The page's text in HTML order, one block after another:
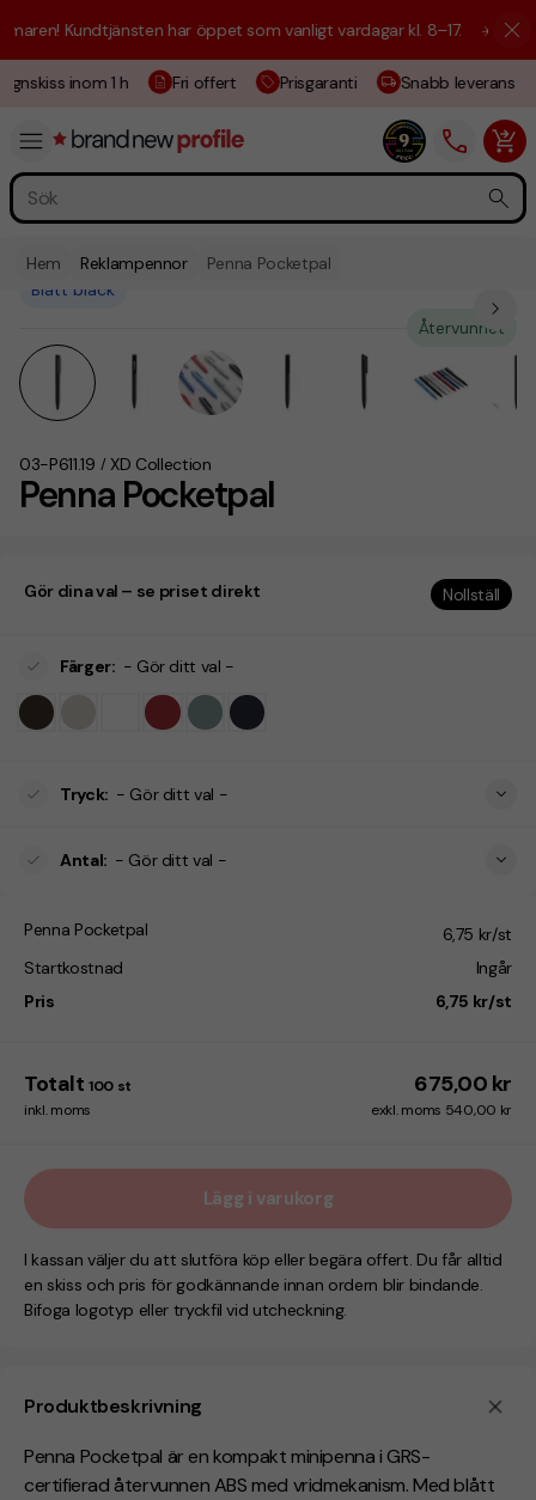
Kundtjänsten har öppet som vanligt vardagar kl. 8–17. ☀️ Vi är
inom 1 h Fri offert Prisgaranti Snabb leverans
Hem Reklampennor Penna Pocketpal
Penna Pocketpal
03-P611.19 / XD Collection
Återvunnet
Blått bläck
Produktbeskrivning
Penna Pocketpal är en kompakt minipenna i GRS-
certifierad återvunnen ABS med vridmekanism. Med blått
Gör dina val – se priset direkt Nollställ
Färger: - Gör ditt val -
Tryck: - Gör ditt val -
Antal: - Gör ditt val -
Penna Pocketpal
6,75 kr/st
Startkostnad
Ingår
Pris
6,75 kr/st
Totalt 100 st 675,00 kr
inkl. moms exkl. moms 540,00 kr
Lägg i varukorg
I kassan väljer du att slutföra köp eller begära offert. Du får alltid
en skiss och pris för godkännande innan ordern blir bindande.
Bifoga logotyp eller tryckfil vid utcheckning.